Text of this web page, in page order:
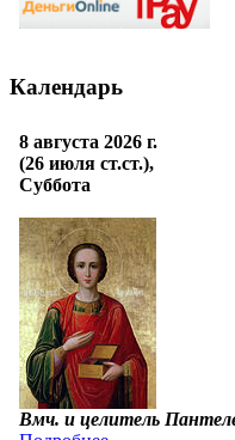
Календарь